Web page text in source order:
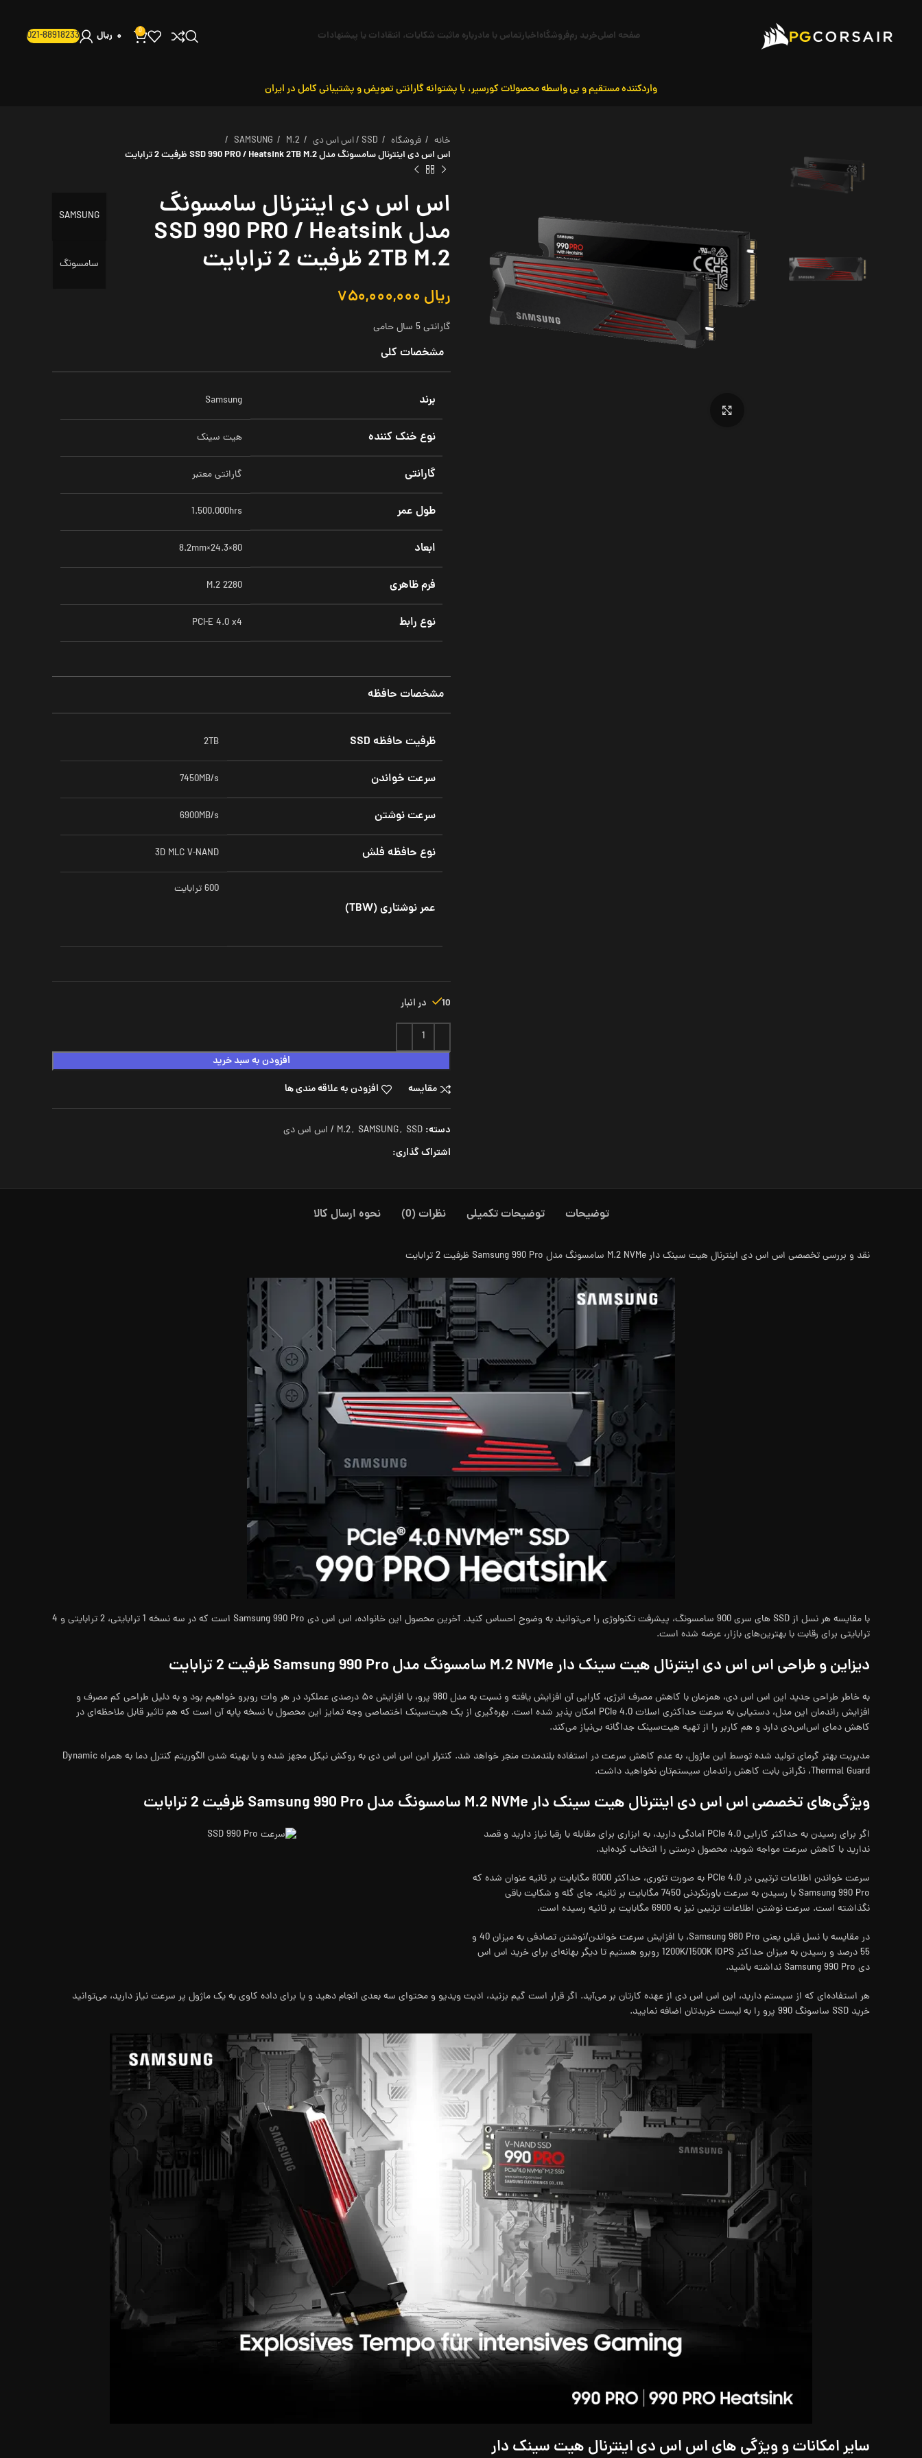
صفحه اصلیخرید رمفروشگاهاخبارتماس با مادرباره ماثبت شکایات، انتقادات یا پیشنهادات 0 ریال ۰ 021-88918233
واردکننده مستقیم و بی واسطه محصولات کورسیر، با پشتوانه گارانتی تعویض و پشتیبانی کامل در ایران
خانه فروشگاه SSD / اس اس دی M.2
SAMSUNG
اس اس دی اینترنال سامسونگ مدل SSD 990 PRO / Heatsink 2TB M.2 ظرفیت 2 ترابایت
SAMSUNG
سامسونگ
اس اس دی اینترنال سامسونگ
مدل SSD 990 PRO / Heatsink
2TB M.2 ظرفیت 2 ترابایت
ریال
گارانتی 5 سال حامی
مشخصات کلی
برند Samsung
نوع خنک کننده هیت سینک
گارانتی گارانتی معتبر
طول عمر 1.500.000hrs
ابعاد 80×24.3×8.2mm
فرم ظاهری M.2 2280
نوع رابط PCI-E 4.0 x4
مشخصات حافظه
ظرفیت حافظه SSD 2TB
سرعت خواندن 7450MB/s
سرعت نوشتن 6900MB/s
نوع حافظه فلش 3D MLC V-NAND
عمر نوشتاری (TBW)
600 ترابایت
10 در انبار
افزودن به سبد خرید
مقایسه
افزودن به علاقه مندی ها
دسته: M.2, SAMSUNG, SSD / اس اس دی
اشتراک گذاری:
توضیحات توضیحات تکمیلی نظرات (0) نحوه ارسال کالا
نقد و بررسی تخصصی اس اس دی اینترنال هیت‌ سینک دار M.2 NVMe سامسونگ مدل Samsung 990 Pro ظرفیت 2 ترابایت
با مقایسه هر نسل از SSD های سری 900 سامسونگ، پیشرفت تکنولوژی را می‌توانید به وضوح احساس کنید. آخرین محصول این خانواده، اس اس دی Samsung 990 Pro است که در سه نسخه 1 ترابایتی، 2 ترابایتی و 4
ترابایتی برای رقابت با بهترین‌های بازار، عرضه شده است.
دیزاین و طراحی اس اس دی اینترنال هیت‌ سینک دار M.2 NVMe سامسونگ مدل Samsung 990 Pro ظرفیت 2 ترابایت
به خاطر طراحی جدید این اس اس دی، همزمان با کاهش مصرف انرژی، کارایی آن افزایش یافته و نسبت به مدل 980 پرو، با افزایش ۵۰ درصدی عملکرد در هر وات روبرو خواهیم بود و به دلیل طراحی کم مصرف و
افزایش راندمان این مدل، دستیابی به سرعت حداکثری اسلات PCIe 4.0 امکان پذیر شده است. بهره‌گیری از یک هیت‌سینک اختصاصی وجه تمایز این محصول با نسخه پایه آن است که هم تاثیر قابل ملاحظه‌ای در
کاهش دمای اس‌اس‌دی دارد و هم کاربر را از تهیه هیت‌سینک جداگانه بی‌نیاز می‌کند.
مدیریت بهتر گرمای تولید شده توسط این ماژول، به عدم کاهش سرعت در استفاده بلندمدت منجر خواهد شد. کنترلر این اس اس دی به روکش نیکل مجهز شده و با بهینه شدن الگوریتم کنترل دما به همراه Dynamic
Thermal Guard، نگرانی بابت کاهش راندمان سیستم‌تان نخواهید داشت.
ویژگی‌های تخصصی اس اس دی اینترنال هیت‌ سینک دار M.2 NVMe سامسونگ مدل Samsung 990 Pro ظرفیت 2 ترابایت
اگر برای رسیدن به حداکثر کارایی PCIe 4.0 آمادگی دارید، به ابزاری برای مقابله با رقبا نیاز دارید و قصد
ندارید با کاهش سرعت مواجه شوید، محصول درستی را انتخاب کرده‌اید.
سرعت خواندن اطلاعات ترتیبی در PCIe 4.0 به صورت تئوری، حداکثر 8000 مگابایت بر ثانیه عنوان شده که
Samsung 990 Pro با رسیدن به سرعت باورنکردنی 7450 مگابایت بر ثانیه، جای گله و شکایت باقی
نگذاشته است. سرعت نوشتن اطلاعات ترتیبی نیز به 6900 مگابایت بر ثانیه رسیده است.
در مقایسه با نسل قبلی یعنی Samsung 980 Pro، با افزایش سرعت خواندن/نوشتن تصادفی به میزان 40 و
55 درصد و رسیدن به میزان حداکثر 1200K/1500K IOPS روبرو هستیم تا دیگر بهانه‌ای برای خرید اس اس
دی Samsung 990 Pro نداشته باشید.
هر استفاده‌ای که از سیستم دارید، این اس اس دی از عهده کارتان بر می‌آید. اگر قرار است گیم بزنید، ادیت ویدیو و محتوای سه بعدی انجام دهید و یا برای داده کاوی به یک ماژول پر سرعت نیاز دارید، می‌توانید
خرید SSD ساسونگ 990 پرو را به لیست خریدتان اضافه نمایید.
سایر امکانات و ویژگی های اس اس دی اینترنال هیت‌ سینک دار